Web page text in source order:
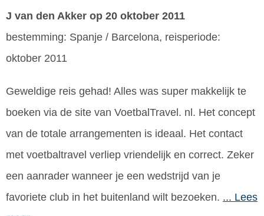
J van den Akker op 20 oktober 2011
bestemming: Spanje / Barcelona, reisperiode:
oktober 2011
Geweldige reis gehad! Alles was super makkelijk te
boeken via de site van VoetbalTravel. nl. Het concept
van de totale arrangementen is ideaal. Het contact
met voetbaltravel verliep vriendelijk en correct. Zeker
een aanrader wanneer je een wedstrijd van je
favoriete club in het buitenland wilt bezoeken. ... Lees